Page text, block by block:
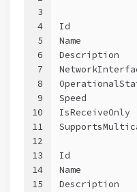
3
4
5
6
7
8
9
10
11
12
13
14
15
Id
Name
Description
Speed
Id
Name
Description